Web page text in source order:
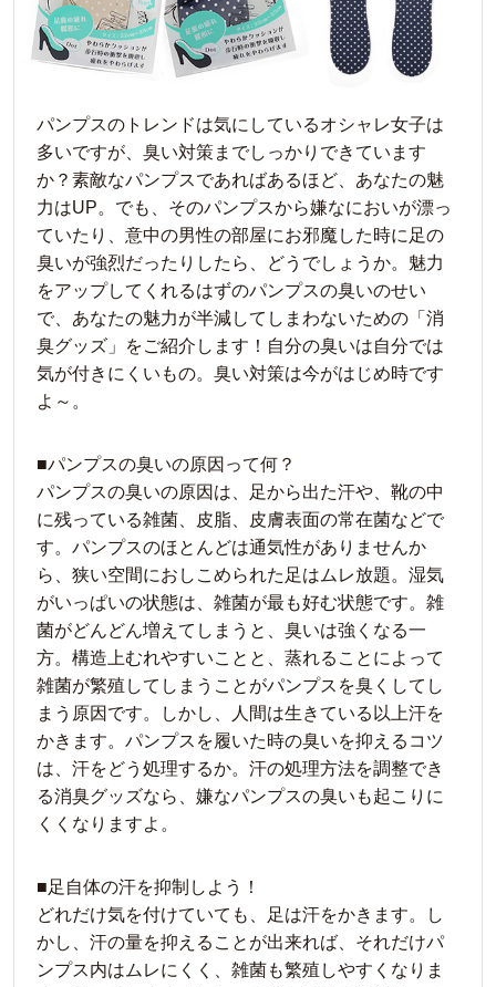
パンプスのトレンドは気にしているオシャレ女子は
多いですが、臭い対策までしっかりできています
か？素敵なパンプスであればあるほど、あなたの魅
力はUP。でも、そのパンプスから嫌なにおいが漂っ
ていたり、意中の男性の部屋にお邪魔した時に足の
臭いが強烈だったりしたら、どうでしょうか。魅力
をアップしてくれるはずのパンプスの臭いのせい
で、あなたの魅力が半減してしまわないための「消
臭グッズ」をご紹介します！自分の臭いは自分では
気が付きにくいもの。臭い対策は今がはじめ時です
よ～。
■パンプスの臭いの原因って何？
パンプスの臭いの原因は、足から出た汗や、靴の中
に残っている雑菌、皮脂、皮膚表面の常在菌などで
す。パンプスのほとんどは通気性がありませんか
ら、狭い空間におしこめられた足はムレ放題。湿気
がいっぱいの状態は、雑菌が最も好む状態です。雑
菌がどんどん増えてしまうと、臭いは強くなる一
方。構造上むれやすいことと、蒸れることによって
雑菌が繁殖してしまうことがパンプスを臭くしてし
まう原因です。しかし、人間は生きている以上汗を
かきます。パンプスを履いた時の臭いを抑えるコツ
は、汗をどう処理するか。汗の処理方法を調整でき
る消臭グッズなら、嫌なパンプスの臭いも起こりに
くくなりますよ。
■足自体の汗を抑制しよう！
どれだけ気を付けていても、足は汗をかきます。し
かし、汗の量を抑えることが出来れば、それだけパ
ンプス内はムレにくく、雑菌も繁殖しやすくなりま